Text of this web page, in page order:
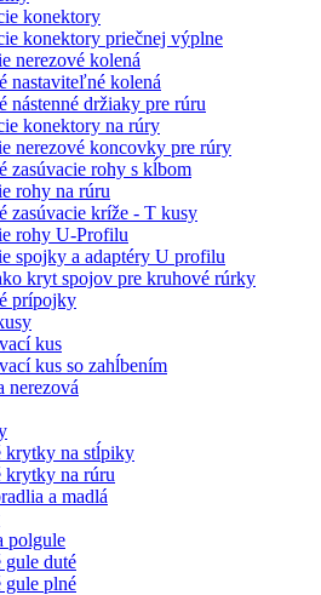
konektory
konektory priečnej výplne
nerezové kolená
nastaviteľné kolená
nástenné držiaky pre rúru
konektory na rúry
nerezové koncovky pre rúry
zasúvacie rohy s kĺbom
rohy na rúru
zasúvacie kríže - T kusy
rohy U-Profilu
spojky a adaptéry U profilu
kryt spojov pre kruhové rúrky
prípojky
kus
kus so zahĺbením
nerezová
krytky na stĺpiky
na rúru
a madlá
polgule
duté
plné